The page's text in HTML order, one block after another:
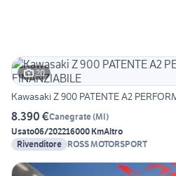
20
Kawasaki Z 900 PATENTE A2
8.390 €Canegrate(MI)
Usato06/202216000 KmAltro
Rivenditore ROSS MOTORSPORT